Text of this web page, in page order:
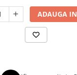
ADAUGA